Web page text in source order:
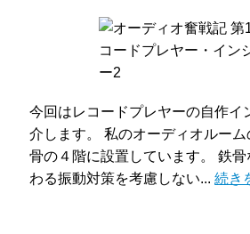
今回はレコードプレヤーの自作イ
介します。 私のオーディオルー
骨の４階に設置しています。 鉄
わる振動対策を考慮しない...続き